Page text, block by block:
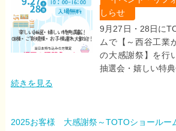
しらせ
9月27日・28日に
ムで【～西谷工業
の大感謝祭】を行
抽選会・嬉しい特
続きを見る
2025お客様 大感謝祭～TOTOショールー